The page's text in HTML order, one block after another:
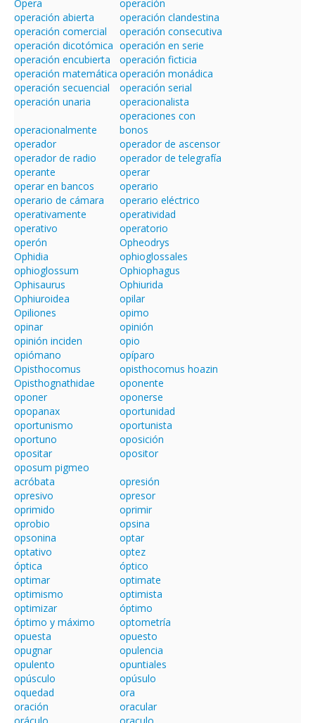
Opera
operación
operación abierta
operación clandestina
operación comercial
operación consecutiva
operación dicotómica operación en serie
operación encubierta
operación ficticia
operación matemática operación monádica
operación secuencial
operación serial
operación unaria
operacionalista
operacionalmente
operaciones con
bonos
operador
operador de ascensor
operador de radio
operador de telegrafía
operante
operar
operar en bancos
operario
operario de cámara
operario eléctrico
operativamente
operatividad
operativo
operatorio
operón
Opheodrys
Ophidia
ophioglossales
ophioglossum
Ophiophagus
Ophisaurus
Ophiurida
Ophiuroidea
opilar
Opiliones
opimo
opinar
opinión
opinión inciden
opio
opiómano
opíparo
Opisthocomus
opisthocomus hoazin
Opisthognathidae
oponente
oponer
oponerse
opopanax
oportunidad
oportunismo
oportunista
oportuno
oposición
opositar
opositor
oposum pigmeo
acróbata
opresión
opresivo
opresor
oprimido
oprimir
oprobio
opsina
opsonina
optar
optativo
optez
óptica
óptico
optimar
optimate
optimismo
optimista
optimizar
óptimo
óptimo y máximo
optometría
opuesta
opuesto
opugnar
opulencia
opulento
opuntiales
opúsculo
opúsulo
oquedad
ora
oración
oracular